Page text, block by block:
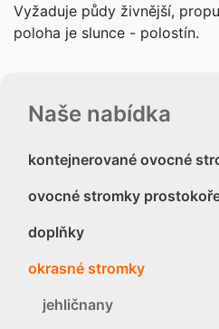
Naše nabídka
kontejnerované ovocné
ovocné stromky
doplňky
okrasné stromky
jehličnany
Vyžaduje půdy živnější,
poloha je slunce - polostín.